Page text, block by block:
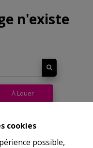
cookies
possible,
n'existe
À Louer